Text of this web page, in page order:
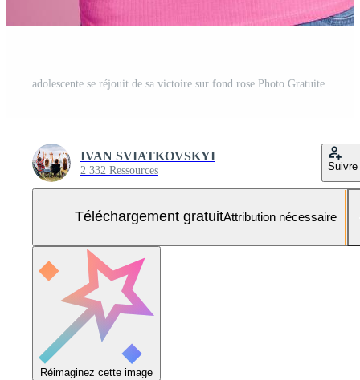
adolescente se réjouit de sa victoire sur fond rose Photo Gratuite
IVAN SVIATKOVSKYI
2 332 Ressources Suivre
Téléchargement gratuitAttribution nécessaire
Réimaginez cette image